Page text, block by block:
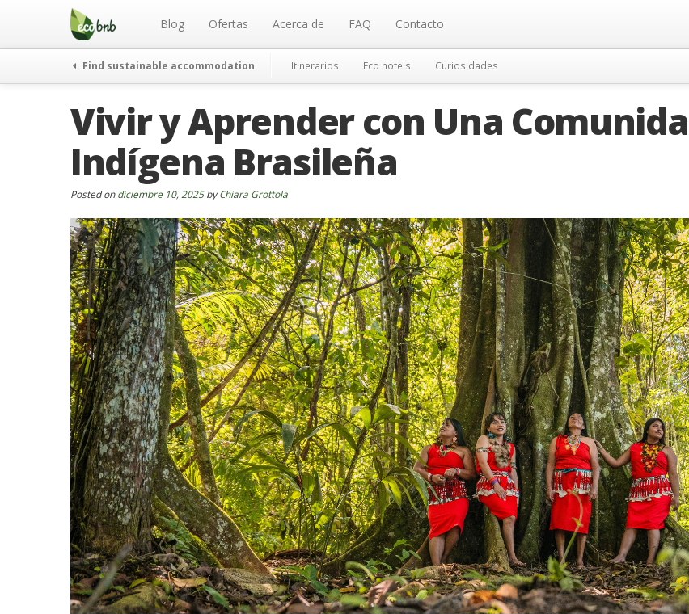
Menu Blog Ofertas Acerca de FAQ Contacto
Find sustainable accommodation Itinerarios Eco hotels Curiosidades
Vivir y Aprender con Una
Indígena Brasileña
Posted ondiciembre 10, 2025byChiara Grottola